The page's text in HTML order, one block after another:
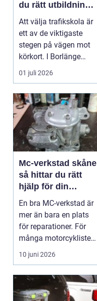
du rätt utbildning
till körkortet
Att välja trafikskola är
ett av de viktigaste
stegen på vägen mot
körkort. I Borlänge
finns flera al...
01 juli 2026
Mc-verkstad skåne
så hittar du rätt
hjälp för din
motorcykel
En bra MC-verkstad är
mer än bara en plats
för reparationer. För
många motorcyklister
handlar det om...
10 juni 2026